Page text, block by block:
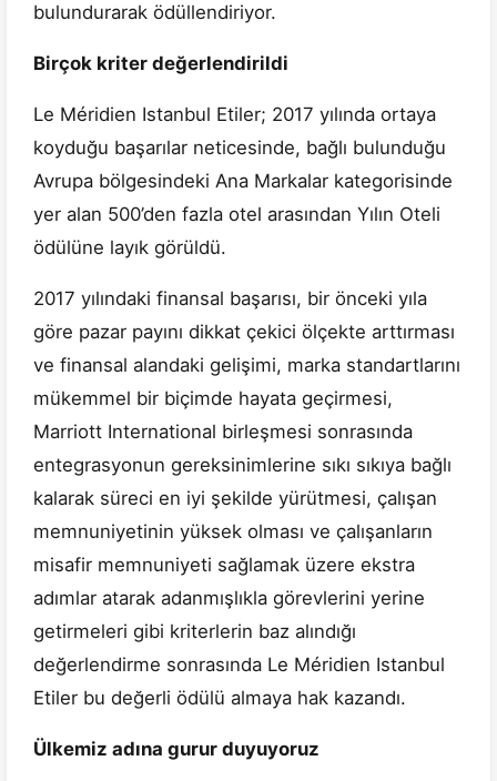
bulundurarak ödüllendiriyor.
Birçok kriter değerlendirildi
Le Méridien Istanbul Etiler; 2017 yılında ortaya
koyduğu başarılar neticesinde, bağlı bulunduğu
Avrupa bölgesindeki Ana Markalar kategorisinde
yer alan 500’den fazla otel arasından Yılın Oteli
ödülüne layık görüldü.
2017 yılındaki finansal başarısı, bir önceki yıla
göre pazar payını dikkat çekici ölçekte arttırması
ve finansal alandaki gelişimi, marka standartlarını
mükemmel bir biçimde hayata geçirmesi,
Marriott International birleşmesi sonrasında
entegrasyonun gereksinimlerine sıkı sıkıya bağlı
kalarak süreci en iyi şekilde yürütmesi, çalışan
memnuniyetinin yüksek olması ve çalışanların
misafir memnuniyeti sağlamak üzere ekstra
adımlar atarak adanmışlıkla görevlerini yerine
getirmeleri gibi kriterlerin baz alındığı
değerlendirme sonrasında Le Méridien Istanbul
Etiler bu değerli ödülü almaya hak kazandı.
Ülkemiz adına gurur duyuyoruz